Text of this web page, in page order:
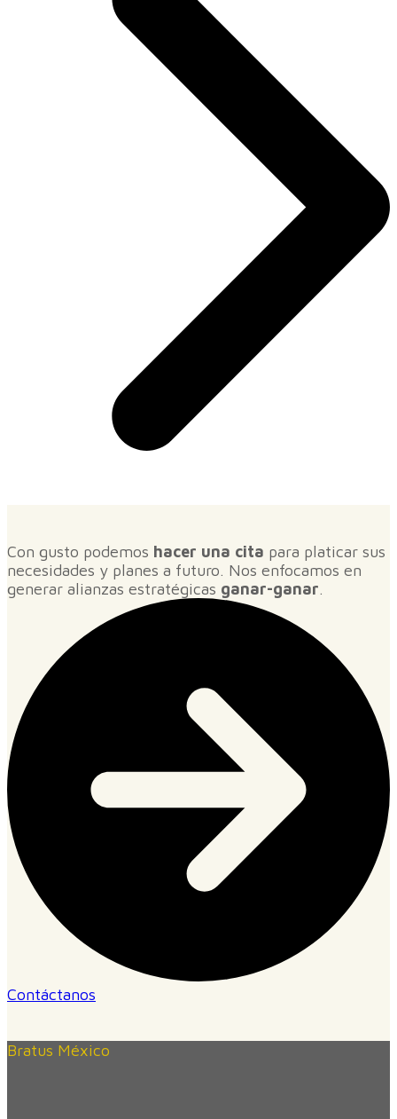
Con gusto podemos hacer una cita para platicar sus
necesidades y planes a futuro. Nos enfocamos en
generar alianzas estratégicas ganar-ganar.
Contáctanos
Bratus México